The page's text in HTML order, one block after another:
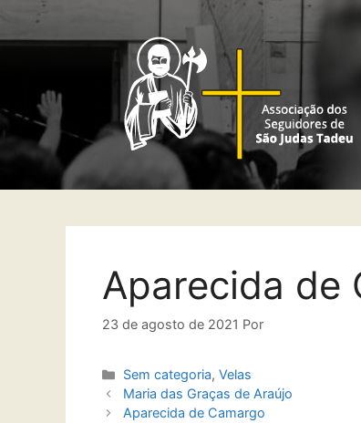
Aparecida de
23 de agosto de 2021 Por
Sem categoria,Velas
Maria das Graças de Araújo
Aparecida de Camargo